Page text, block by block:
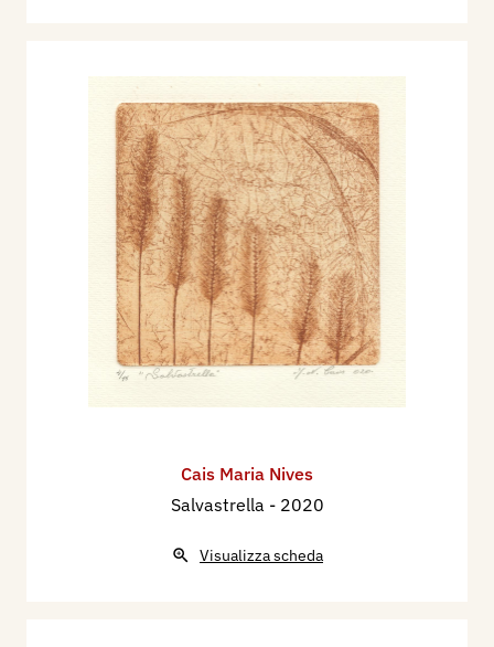
Cais Maria Nives
Salvastrella - 2020
Visualizza scheda